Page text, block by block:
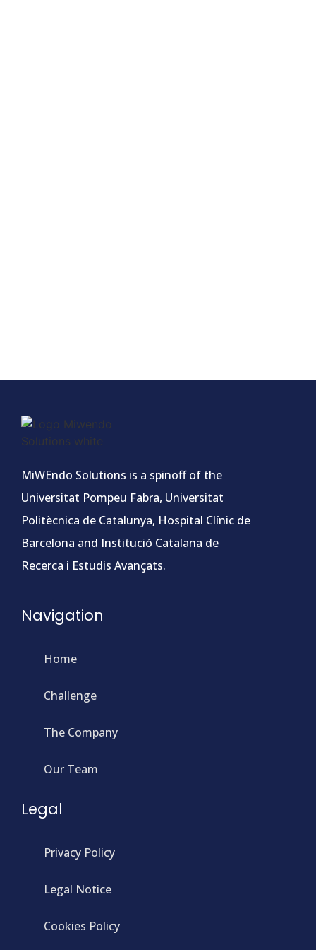
MiWEndo Solutions is a spinoff of the
Universitat Pompeu Fabra, Universitat
Politècnica de Catalunya, Hospital Clínic de
Barcelona and Institució Catalana de
Recerca i Estudis Avançats.
Navigation
Home
Challenge
The Company
Our Team
Legal
Privacy Policy
Legal Notice
Cookies Policy